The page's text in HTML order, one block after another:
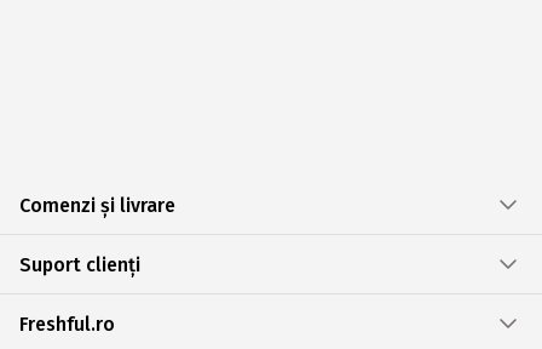
Comenzi și livrare
Suport clienți
Freshful.ro